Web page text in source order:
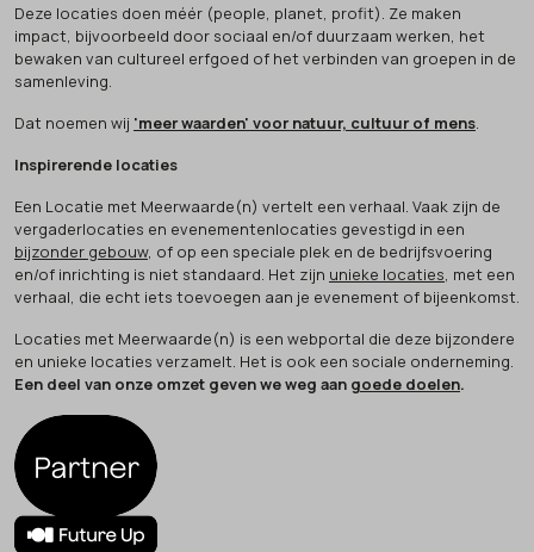
Deze locaties doen méér (people, planet, profit). Ze maken
impact, bijvoorbeeld door sociaal en/of duurzaam werken, het
bewaken van cultureel erfgoed of het verbinden van groepen in de
samenleving.
Dat noemen wij 'meer waarden' voor natuur, cultuur of mens.
Inspirerende locaties
Een Locatie met Meerwaarde(n) vertelt een verhaal. Vaak zijn de
vergaderlocaties en evenementenlocaties gevestigd in een
bijzonder gebouw, of op een speciale plek en de bedrijfsvoering
en/of inrichting is niet standaard. Het zijn unieke locaties, met een
verhaal, die echt iets toevoegen aan je evenement of bijeenkomst.
Locaties met Meerwaarde(n) is een webportal die deze bijzondere
en unieke locaties verzamelt. Het is ook een sociale onderneming.
Een deel van onze omzet geven we weg aan goede doelen.